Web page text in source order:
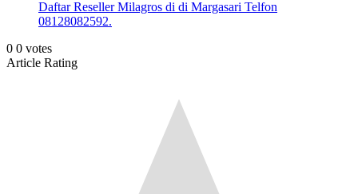
Daftar Reseller Milagros di di Margasari Telfon
08128082592.
0 0 votes
Article Rating